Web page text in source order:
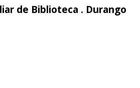
de Biblioteca . Durango
de Biblioteca . Durango